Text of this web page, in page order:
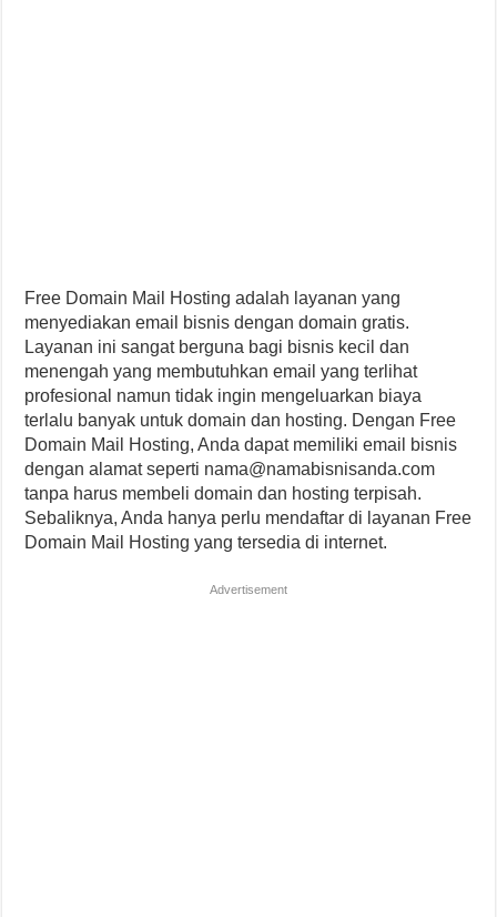
Free Domain Mail Hosting adalah layanan yang
menyediakan email bisnis dengan domain gratis.
Layanan ini sangat berguna bagi bisnis kecil dan
menengah yang membutuhkan email yang terlihat
profesional namun tidak ingin mengeluarkan biaya
terlalu banyak untuk domain dan hosting. Dengan Free
Domain Mail Hosting, Anda dapat memiliki email bisnis
dengan alamat seperti nama@namabisnisanda.com
tanpa harus membeli domain dan hosting terpisah.
Sebaliknya, Anda hanya perlu mendaftar di layanan Free
Domain Mail Hosting yang tersedia di internet.
Advertisement